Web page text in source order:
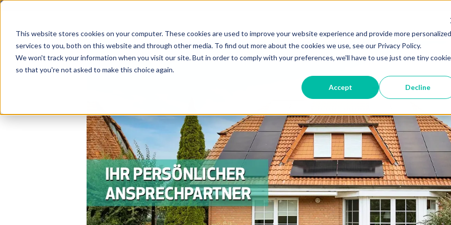
This website stores cookies on your computer. These cookies are used to improve your website experience and provide more personalized
services to you, both on this website and through other media. To find out more about the cookies we use, see our Privacy Policy.
We won't track your information when you visit our site. But in order to comply with your preferences, we'll have to use just one tiny cookie
so that you're not asked to make this choice again.
Accept Decline